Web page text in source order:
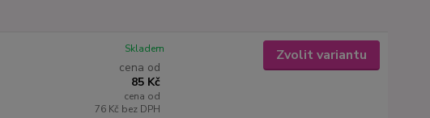
cena od
85 Kč
cena od
76 Kč bez DPH
Skladem Zvolit variantu